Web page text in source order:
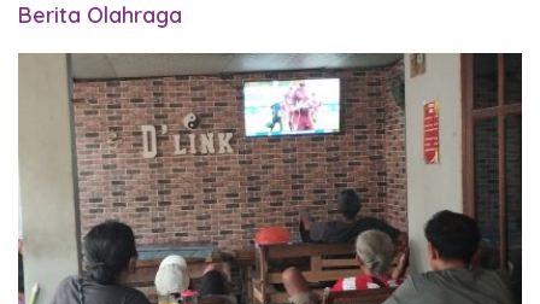
Berita Olahraga